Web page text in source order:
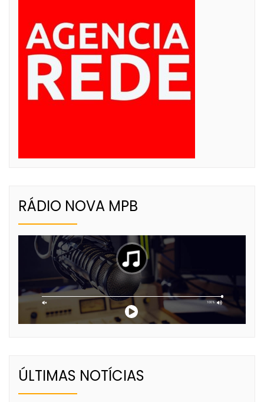
RÁDIO NOVA MPB
ÚLTIMAS NOTÍCIAS